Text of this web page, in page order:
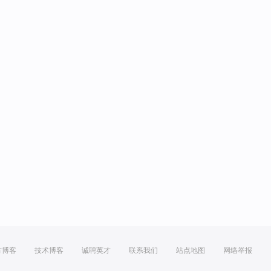
博客 技术博客 诚聘英才 联系我们 站点地图 网络举报